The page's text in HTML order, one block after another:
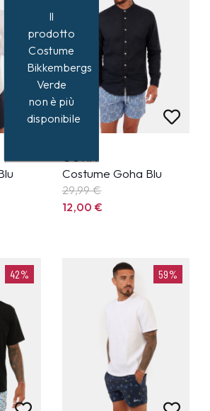
Costume Goha Blu
29,99€
12,00€
42% 59%
Il
prodotto
Costume
Bikkembergs
Verde
non è più
disponibile